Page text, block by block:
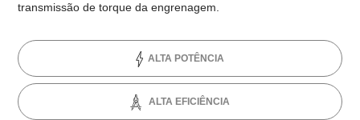
transmissão de torque da engrenagem.
ALTA POTÊNCIA
ALTA EFICIÊNCIA